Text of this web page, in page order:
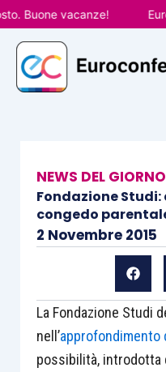
Vai
al
contenuto
vacanze!
NEWS DEL GIORNO
Fondazione
congedo
2 Novembre 2015
La Fondazione Studi
nell’approfondimento
possibilità, introdotta